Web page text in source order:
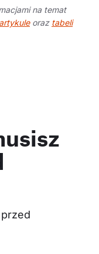
na temat
artykuleoraz tabeli